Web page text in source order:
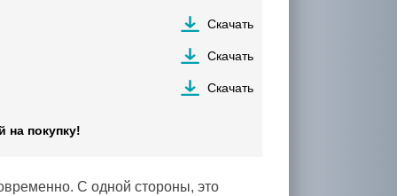
Скачать
Скачать
Скачать
на покупку!
С одной стороны, это